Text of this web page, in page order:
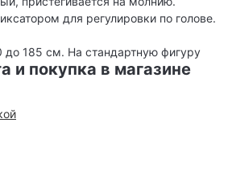
для регулировки по голове.
до 185 см. На стандартную фигуру
и покупка в магазине